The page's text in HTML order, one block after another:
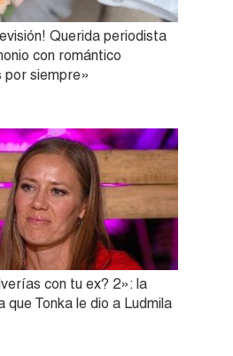
Querida periodista
con romántico
por siempre»
con tu ex? 2»: la
Tonka le dio a Ludmila